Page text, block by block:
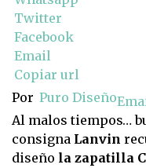
Twitter
Facebook
Email
Copiar url
Por Puro Diseño
Al malos tiempos…
consigna Lanvin
diseño la zapatilla